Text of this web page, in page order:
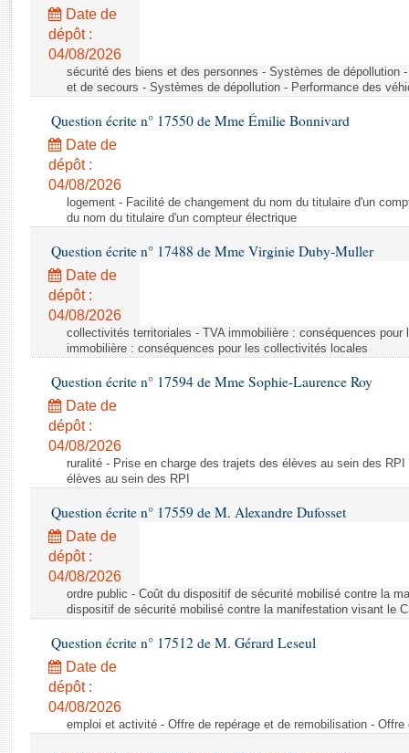
Rapports législatifs
Rapports sur l'application des lois
Baromètre de l’application des lois
Dossiers législatifs
Budget et sécurité sociale
Questions écrites et orales
Comptes rendus des débats
Date de
dépôt :
04/08/2026
sécurité des biens et des personnes - Systèmes de dépollution
et de secours - Systèmes de dépollution - Performance des
Question écrite n° 17550 de Mme Émilie Bonnivard
Date de
dépôt :
04/08/2026
logement - Facilité de changement du nom du titulaire d'un
du nom du titulaire d'un compteur électrique
Question écrite n° 17488 de Mme Virginie Duby-Muller
Date de
dépôt :
04/08/2026
collectivités territoriales - TVA immobilière : conséquences
immobilière : conséquences pour les collectivités locales
Question écrite n° 17594 de Mme Sophie-Laurence Roy
Date de
dépôt :
04/08/2026
ruralité - Prise en charge des trajets des élèves au sein des
élèves au sein des RPI
Question écrite n° 17559 de M. Alexandre Dufosset
Date de
dépôt :
04/08/2026
ordre public - Coût du dispositif de sécurité mobilisé contre la
dispositif de sécurité mobilisé contre la manifestation visant le
Question écrite n° 17512 de M. Gérard Leseul
Date de
dépôt :
04/08/2026
emploi et activité - Offre de repérage et de remobilisation -